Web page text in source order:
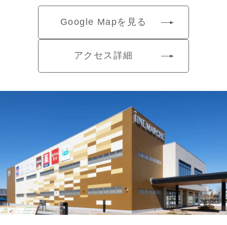
Google Mapを見る
アクセス詳細